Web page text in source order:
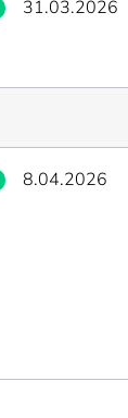
31.03.2026
8.04.2026